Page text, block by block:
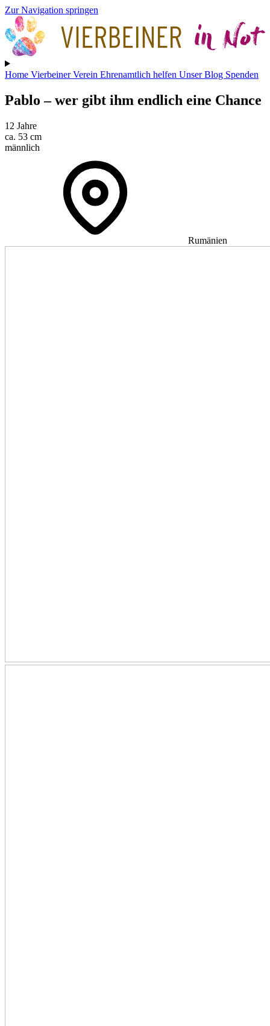
Zur Navigation springen
Home VierbeinerVerein Ehrenamtlich helfen Unser Blog Spenden
Pablo– wer gibt ihm endlich eine Chance
12 Jahre
ca. 53 cm
männlich
Rumänien